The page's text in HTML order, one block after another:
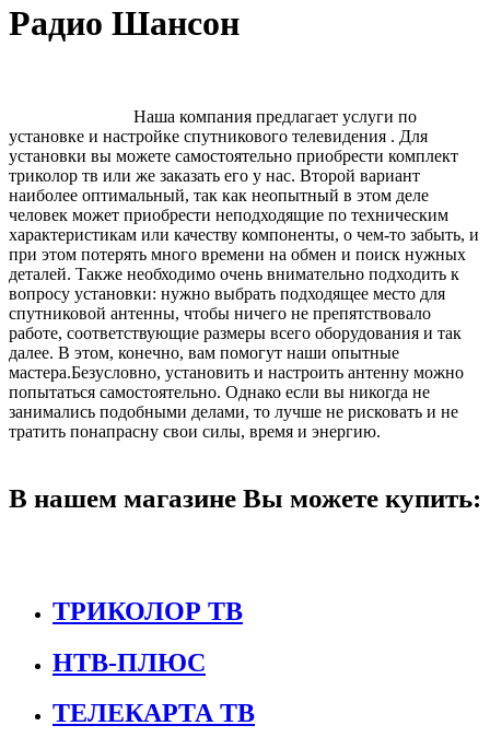
Радио Шансон
Наша компания предлагает услуги по
установке и настройке спутникового телевидения . Для
установки вы можете самостоятельно приобрести комплект
триколор тв или же заказать его у нас. Второй вариант
наиболее оптимальный, так как неопытный в этом деле
человек может приобрести неподходящие по техническим
характеристикам или качеству компоненты, о чем-то забыть, и
при этом потерять много времени на обмен и поиск нужных
деталей. Также необходимо очень внимательно подходить к
вопросу установки: нужно выбрать подходящее место для
спутниковой антенны, чтобы ничего не препятствовало
работе, соответствующие размеры всего оборудования и так
далее. В этом, конечно, вам помогут наши опытные
мастера.Безусловно, установить и настроить антенну можно
попытаться самостоятельно. Однако если вы никогда не
занимались подобными делами, то лучше не рисковать и не
тратить понапрасну свои силы, время и энергию.
В нашем магазине Вы можете купить:
ТРИКОЛОР ТВ
НТВ-ПЛЮС
ТЕЛЕКАРТА ТВ